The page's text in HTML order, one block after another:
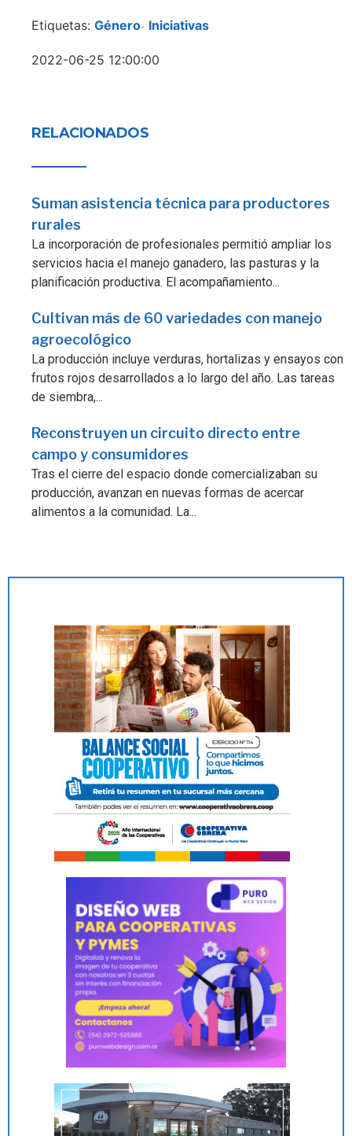
Etiquetas: Género- Iniciativas
2022-06-25 12:00:00
RELACIONADOS
Suman asistencia técnica para productores
rurales
La incorporación de profesionales permitió ampliar los
servicios hacia el manejo ganadero, las pasturas y la
planificación productiva. El acompañamiento...
Cultivan más de 60 variedades con manejo
agroecológico
La producción incluye verduras, hortalizas y ensayos con
frutos rojos desarrollados a lo largo del año. Las tareas
de siembra,...
Reconstruyen un circuito directo entre
campo y consumidores
Tras el cierre del espacio donde comercializaban su
producción, avanzan en nuevas formas de acercar
alimentos a la comunidad. La...